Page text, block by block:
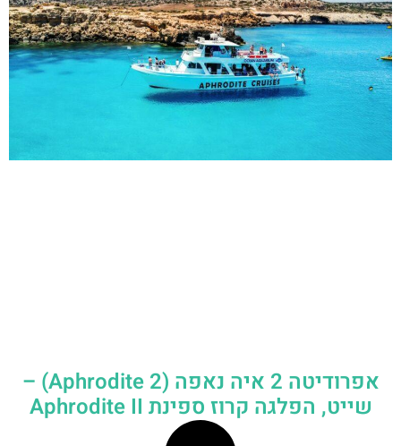
אפרודיטה 2 איה נאפה (Aphrodite 2) –
שייט, הפלגה קרוז ספינת Aphrodite II